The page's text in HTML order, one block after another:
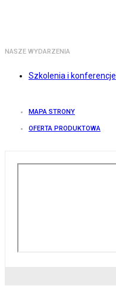
NASZE WYDARZENIA
Szkolenia i konferencje
MAPA STRONY
OFERTA PRODUKTOWA